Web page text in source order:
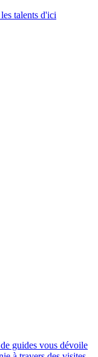
talents d'ici
guides vous dévoile